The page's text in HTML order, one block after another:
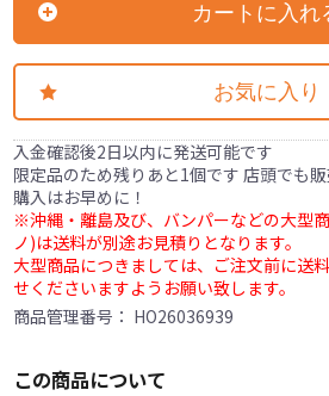
カートに入れ
お気に入り
入金確認後2日以内に発送可能です
限定品のため残りあと1個です 店頭でも
購入はお早めに！
※沖縄・離島及び、バンパーなどの大型
ノ)は送料が別途お見積りとなります。
大型商品につきましては、ご注文前に送
せくださいますようお願い致します。
商品管理番号： HO26036939
この商品について